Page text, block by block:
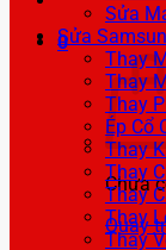
0
Chưa
Quay
Sửa
Sửa
Thay
Thay
Thay
Ép Cổ
Thay
Thay
Thay
Thay
Thay